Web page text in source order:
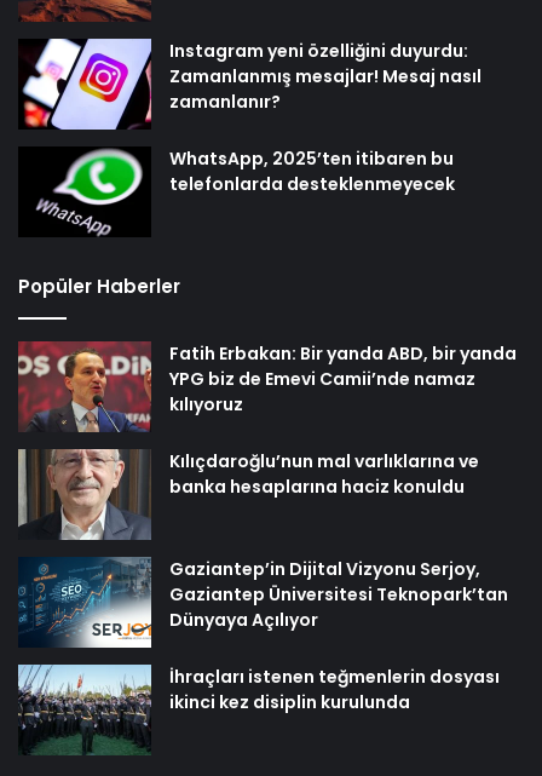
Instagram yeni özelliğini duyurdu:
Zamanlanmış mesajlar! Mesaj nasıl
zamanlanır?
WhatsApp, 2025’ten itibaren bu
telefonlarda desteklenmeyecek
Popüler Haberler
Fatih Erbakan: Bir yanda ABD, bir yanda
YPG biz de Emevi Camii’nde namaz
kılıyoruz
Kılıçdaroğlu’nun mal varlıklarına ve
banka hesaplarına haciz konuldu
Gaziantep’in Dijital Vizyonu Serjoy,
Gaziantep Üniversitesi Teknopark’tan
Dünyaya Açılıyor
İhraçları istenen teğmenlerin dosyası
ikinci kez disiplin kurulunda